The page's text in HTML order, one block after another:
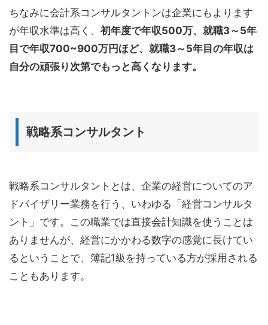
ちなみに会計系コンサルタントンは企業にもよります
が年収水準は高く、 初年度で年収500万、就職3～5年
目で年収700~900万円ほど、就職3～5年目の年収は
自分の頑張り次第でもっと高くなります。
戦略系コンサルタント
戦略系コンサルタントとは、企業の経営についてのア
ドバイザリー業務を行う、いわゆる「経営コンサルタ
ント」です。この職業では直接会計知識を使うことは
ありませんが、経営にかかわる数字の感覚に長けてい
るということで、簿記1級を持っている方が採用される
こともあります。